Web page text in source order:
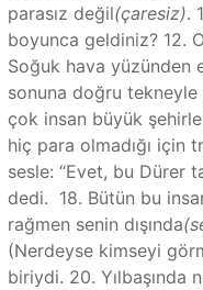
parasız değil(çaresiz).
boyunca geldiniz? 12.
Soğuk hava yüzünden
sonuna doğru tekneyle
çok insan büyük
hiç para olmadığı için
sesle: “Evet, bu Dürer
dedi. 18. Bütün bu
rağmen senin dışında
(Nerdeyse kimseyi
biriydi. 20. Yılbaşında